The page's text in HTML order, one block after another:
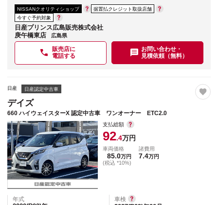
NISSANクオリティショップ
据置払クレジット取扱店舗
今すぐ予約対象
日産プリンス広島販売株式会社
庚午橋東店
広島県
販売店に
電話する
お問い合わせ・
見積依頼（無料）
日産 日産認定中古車
デイズ
660 ハイウェイスターX 認定中古車 ワンオーナー ETC2.0
支払総額
92.4万円
車両価格
85.0万円
(税込 *10%)
諸費用
7.4万円
年式 車検